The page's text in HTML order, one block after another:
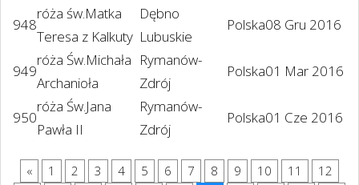
948
róża św.Matka
Teresa z Kalkuty
Dębno
Lubuskie
Polska08 Gru 2016
949
róża Św.Michała
Archanioła
Rymanów-
Zdrój
Polska01 Mar 2016
950
róża Św.Jana
Pawła II
Rymanów-
Zdrój
Polska01 Cze 2016
« 1 2 3 4 5 6 7 8 9 10 11 12